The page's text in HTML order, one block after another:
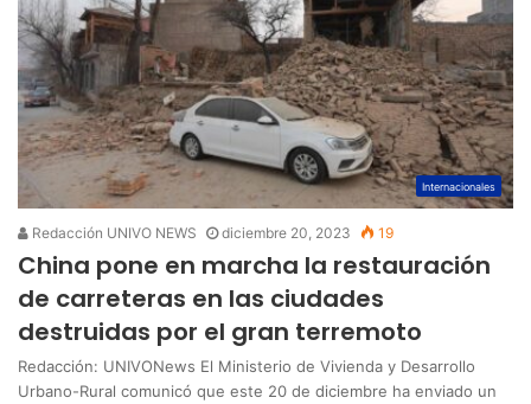
Internacionales
Redacción UNIVO NEWS diciembre 20, 2023 19
China pone en marcha la restauración
de carreteras en las ciudades
destruidas por el gran terremoto
Redacción: UNIVONews El Ministerio de Vivienda y Desarrollo
Urbano-Rural comunicó que este 20 de diciembre ha enviado un